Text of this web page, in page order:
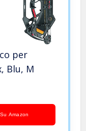
per
Blu, M
Amazon